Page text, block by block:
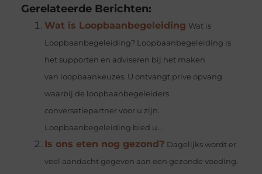
Gerelateerde Berichten:
Wat is Loopbaanbegeleiding Wat is
Loopbaanbegeleiding? Loopbaanbegeleiding is
het supporten en adviseren bij het maken
van loopbaankeuzes. U ontvangt prive opvang
waarbij de loopbaanbegeleiders
conversatiepartner voor u zijn.
Loopbaanbegeleiding bied u...
Is ons eten nog gezond? Dagelijks wordt er
veel aandacht gegeven aan een gezonde voeding.